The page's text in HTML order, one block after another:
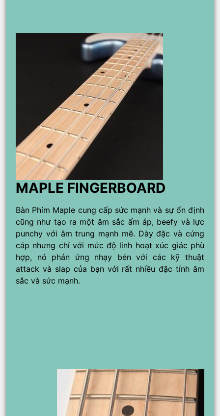
MAPLE FINGERBOARD
Bàn Phím Maple cung cấp sức mạnh và sự ổn định
cũng như tạo ra một âm sắc ấm áp, beefy và lực
punchy với âm trung mạnh mẽ. Dày đặc và cứng
cáp nhưng chỉ với mức độ linh hoạt xúc giác phù
hợp, nó phản ứng nhạy bén với các kỹ thuật
attack và slap của bạn với rất nhiều đặc tính âm
sắc và sức mạnh.